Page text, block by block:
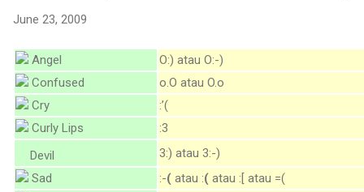
June 23, 2009
Angel
O:) atau O:-)
Confused
o.O atau O.o
Cry
:’(
Curly Lips
:3
Devil
3:) atau 3:-)
Sad
:-( atau :( atau :[ atau =(